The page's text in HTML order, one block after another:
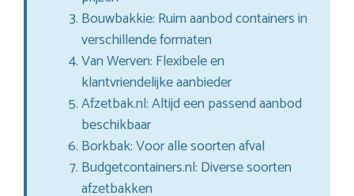
Bouwbakkie: Ruim aanbod containers in
verschillende formaten
Van Werven: Flexibele en
klantvriendelijke aanbieder
Afzetbak.nl: Altijd een passend aanbod
beschikbaar
Borkbak: Voor alle soorten afval
Budgetcontainers.nl: Diverse soorten
afzetbakken